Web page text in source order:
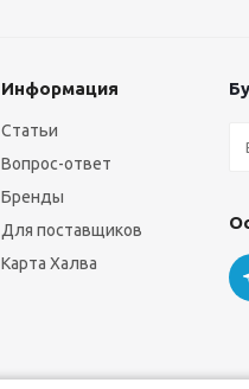
Информация
Статьи
Вопрос-ответ
Бренды
Для поставщиков
Карта Халва